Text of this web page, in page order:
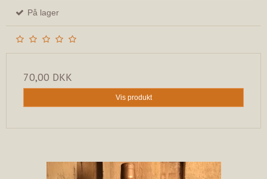
På lager
70,00 DKK
Vis produkt